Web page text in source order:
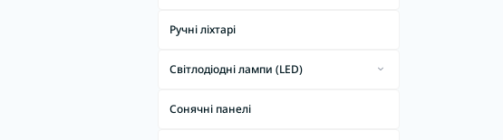
Ручні ліхтарі
Світлодіодні лампи (LED)
Сонячні панелі